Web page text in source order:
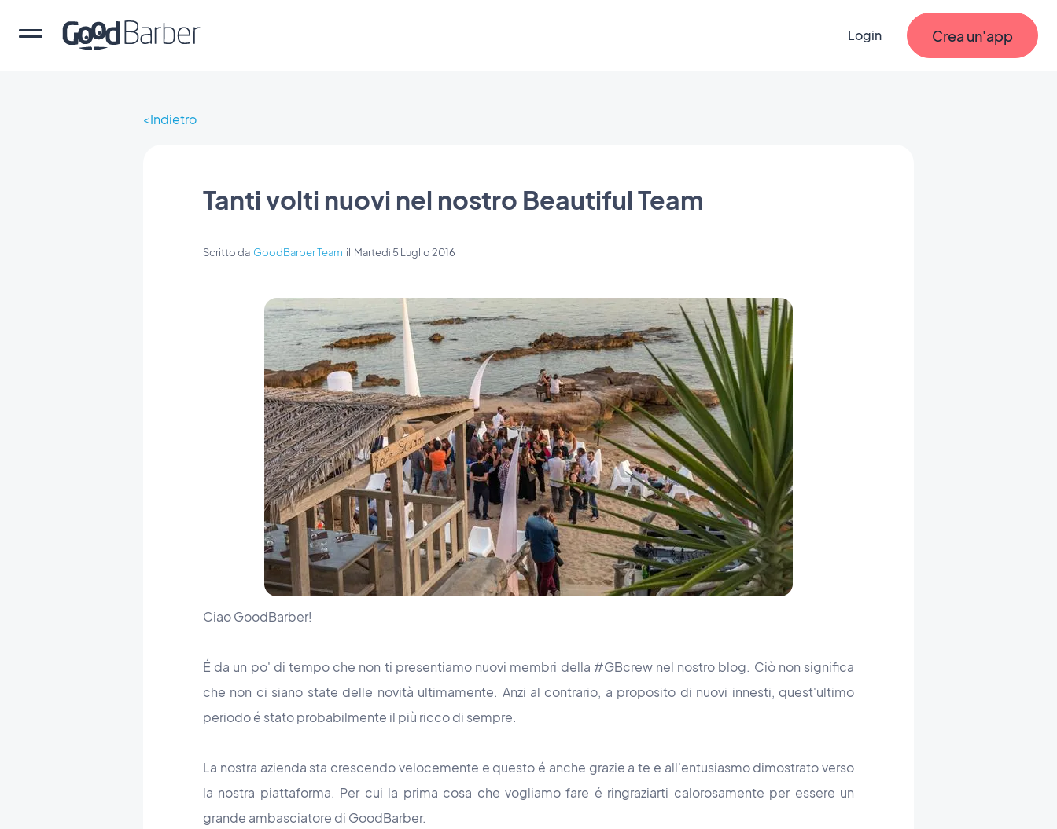
Login Crea un'app
Indietro
Tanti volti nuovi nel nostro Beautiful Team
Scritto da GoodBarber Team il Martedì 5 Luglio 2016
Ciao GoodBarber!
É da un po' di tempo che non ti presentiamo nuovi membri della #GBcrew nel nostro blog. Ciò non significa
che non ci siano state delle novità ultimamente. Anzi al contrario, a proposito di nuovi innesti, quest'ultimo
periodo é stato probabilmente il più ricco di sempre.
La nostra azienda sta crescendo velocemente e questo é anche grazie a te e all'entusiasmo dimostrato verso
la nostra piattaforma. Per cui la prima cosa che vogliamo fare é ringraziarti calorosamente per essere un
grande ambasciatore di GoodBarber.